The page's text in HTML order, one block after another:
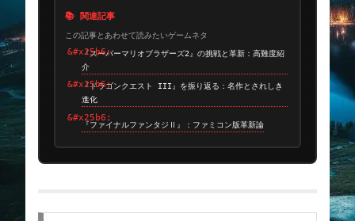
📚 関連記事
この記事とあわせて読みたいゲームネタ
『スーパーマリオブラザーズ2』の挑戦と革新：高難度紹
介
『ドラゴンクエスト III』を振り返る：名作とされしき
進化
『ファイナルファンタジⅡ』：ファミコン版革新論